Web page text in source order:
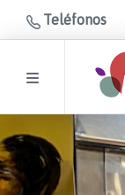
Teléfonos